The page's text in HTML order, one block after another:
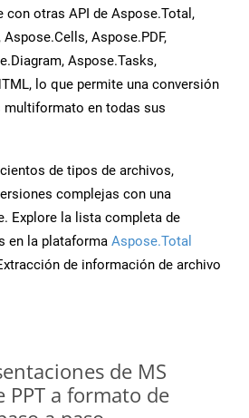
con otras API de Aspose.Total,
Aspose.PDF,
Aspose.Tasks,
lo que permite una conversión
en todas sus
de tipos de archivos,
complejas con una
Explore la lista completa de
en la plataforma Aspose.Total
de información de archivo
de MS
PPT a formato de